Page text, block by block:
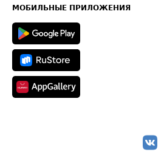
Техническая информация
МОБИЛЬНЫЕ ПРИЛОЖЕНИЯ